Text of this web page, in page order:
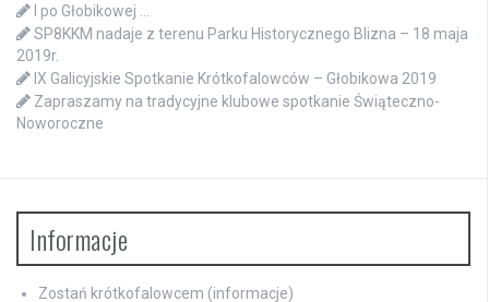
I po Głobikowej …
SP8KKM nadaje z terenu Parku Historycznego Blizna – 18 maja
2019r.
IX Galicyjskie Spotkanie Krótkofalowców – Głobikowa 2019
Zapraszamy na tradycyjne klubowe spotkanie Świąteczno-
Noworoczne
Informacje
Zostań krótkofalowcem (informacje)